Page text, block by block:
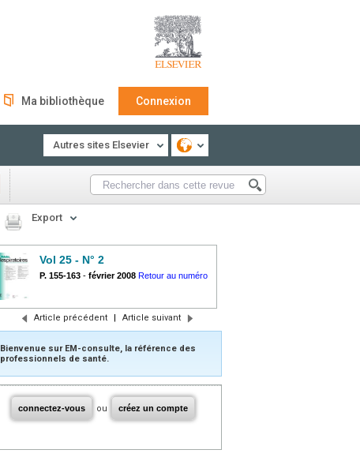
Ma bibliothèque Connexion
Autres sites Elsevier
Export
Vol 25 - N° 2
P. 155-163 - février 2008 Retour au numéro
Article précédent | Article suivant
Bienvenue sur EM-consulte, la référence des
professionnels de santé.
connectez-vous ou créez un compte